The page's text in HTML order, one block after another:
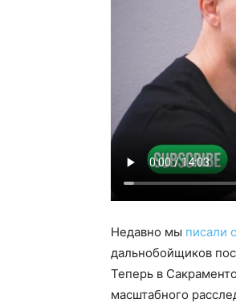
Недавно мы писали
дальнобойщиков
Теперь в
масштабного